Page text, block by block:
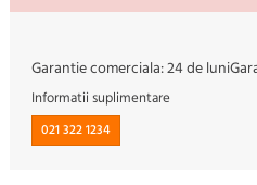
Garantie comerciala:24 de luni
Informatii suplimentare
021 322 1234